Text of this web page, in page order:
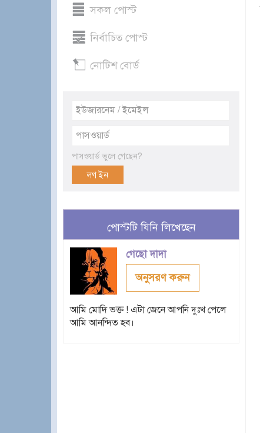
সকল পোস্ট
নির্বাচিত পোস্ট
নোটিশ বোর্ড
পাসওয়ার্ড ভুলে গেছেন?
পোস্টটি যিনি লিখেছেন
গেছো দাদা
অনুসরণ করুন
আমি মোদি ভক্ত ! এটা জেনে আপনি দুঃখ পেলে
আমি আনন্দিত হব।